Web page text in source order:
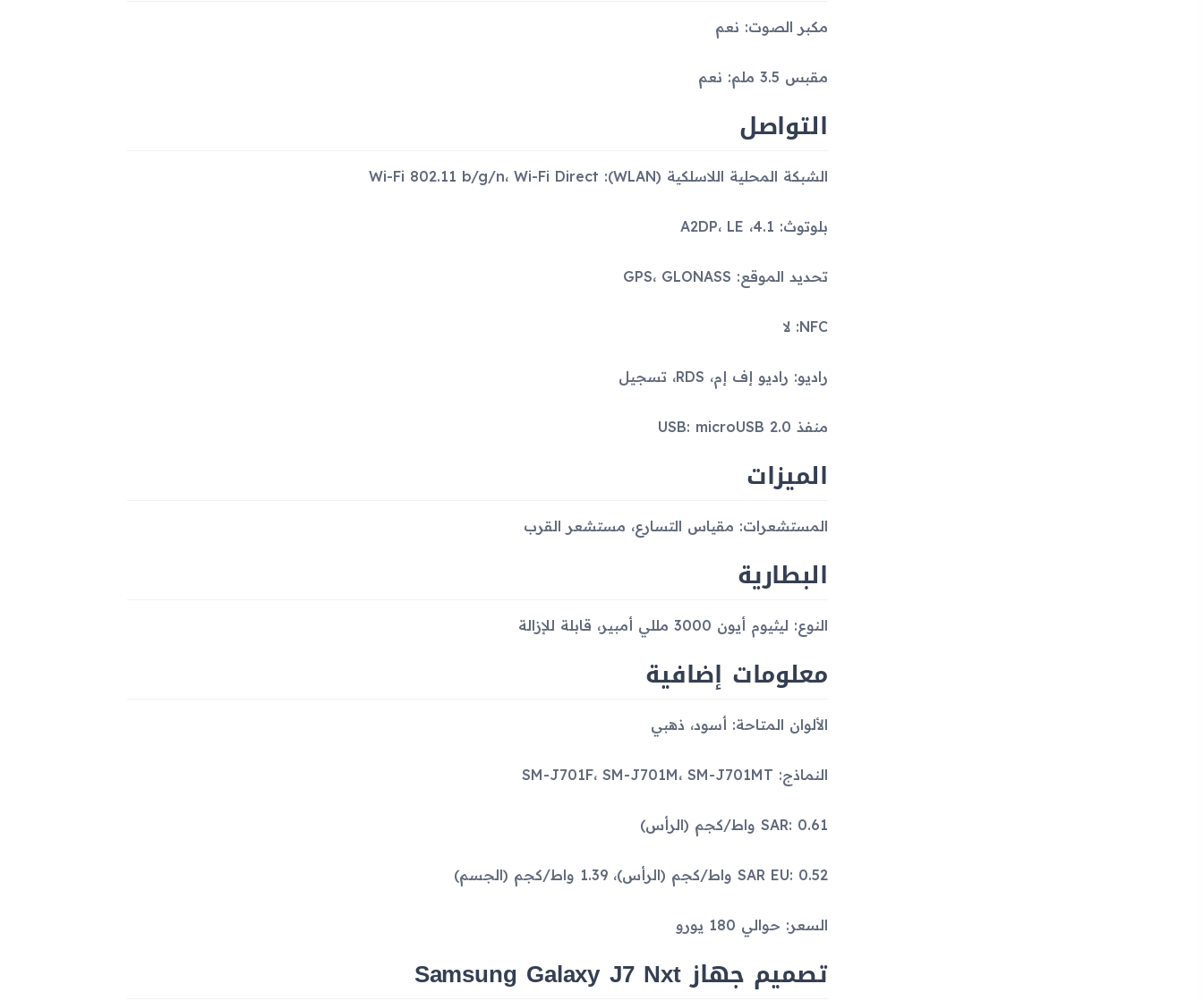
مكبر الصوت: نعم
مقبس 3.5 ملم: نعم
التواصل
الشبكة المحلية اللاسلكية (WLAN): Wi-Fi 802.11 b/g/n، Wi-Fi Direct
بلوتوث: 4.1، A2DP، LE
تحديد الموقع: GPS، GLONASS
NFC: لا
راديو: راديو إف إم، RDS، تسجيل
منفذ USB: microUSB 2.0
الميزات
المستشعرات: مقياس التسارع، مستشعر القرب
البطارية
النوع: ليثيوم أيون 3000 مللي أمبير، قابلة للإزالة
معلومات إضافية
الألوان المتاحة: أسود، ذهبي
النماذج: SM-J701F، SM-J701M، SM-J701MT
SAR: 0.61 واط/كجم (الرأس)
SAR EU: 0.52 واط/كجم (الرأس)، 1.39 واط/كجم (الجسم)
السعر: حوالي 180 يورو
تصميم جهاز Samsung Galaxy J7 Nxt